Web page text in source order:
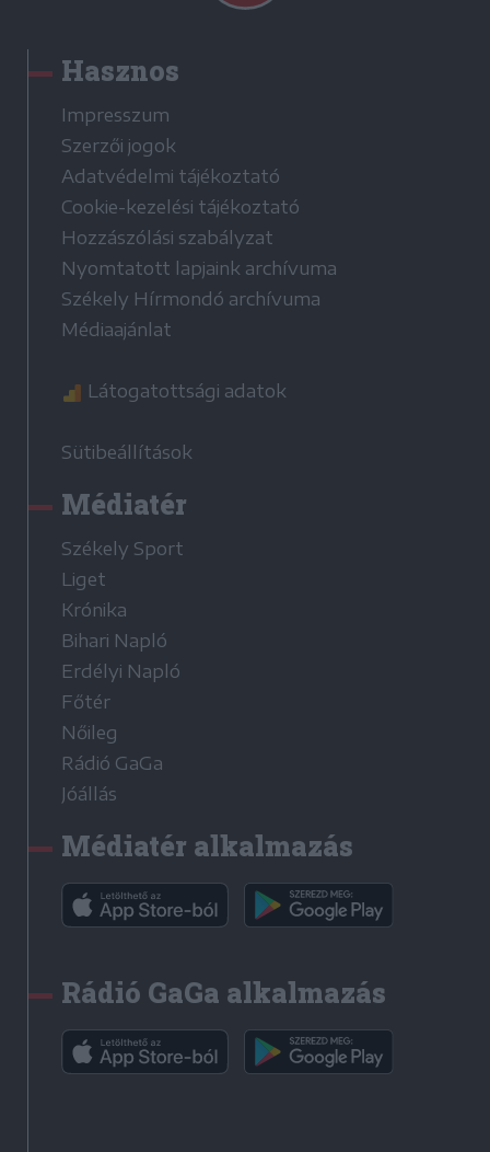
Hasznos
Impresszum
Szerzői jogok
Adatvédelmi tájékoztató
Cookie-kezelési tájékoztató
Hozzászólási szabályzat
Nyomtatott lapjaink archívuma
Székely Hírmondó archívuma
Médiaajánlat
Látogatottsági adatok
Sütibeállítások
Médiatér
Székely Sport
Liget
Krónika
Bihari Napló
Erdélyi Napló
Főtér
Nőileg
Rádió GaGa
Jóállás
Médiatér alkalmazás
Rádió GaGa alkalmazás